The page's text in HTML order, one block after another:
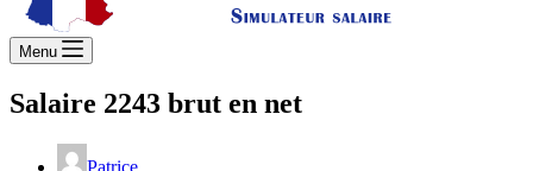
Menu
Salaire 2243 brut en net
Patrice